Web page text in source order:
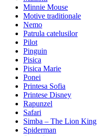
Minnie Mouse
Motive traditionale
Nemo
Patrula catelusilor
Pilot
Pinguin
Pisica
Pisica Marie
Ponei
Printesa Sofia
Printese Disney
Rapunzel
Safari
Simba – The Lion King
Spiderman